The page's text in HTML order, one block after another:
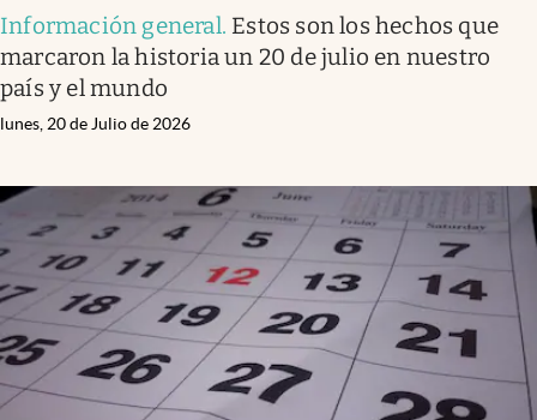
Información general. Estos son los hechos que
marcaron la historia un 20 de julio en nuestro
país y el mundo
lunes, 20 de Julio de 2026